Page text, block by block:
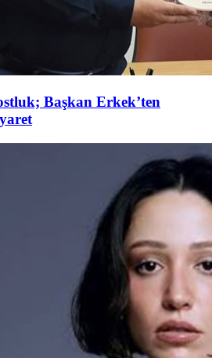
Başkan Erkek’ten